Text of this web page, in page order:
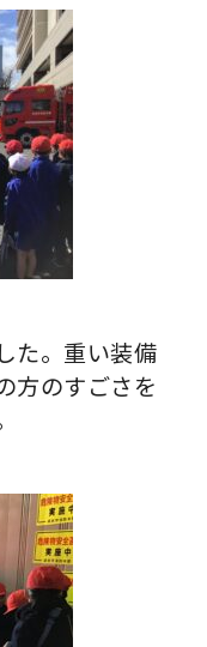
た。重い装備
方のすごさを